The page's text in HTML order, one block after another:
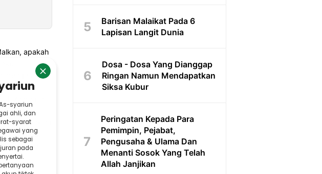
apakah
mengatakan
dan
zaman ini,
hendaklah
Ahmad.
(Allah)
Barisan Malaikat Pada 6
Lapisan Langit Dunia
Dosa - Dosa Yang Dianggap
Ringan Namun Mendapatkan
Siksa Kubur
Peringatan Kepada Para
Pemimpin, Pejabat,
Pengusaha & Ulama Dan
Menanti Sosok Yang Telah
Allah Janjikan